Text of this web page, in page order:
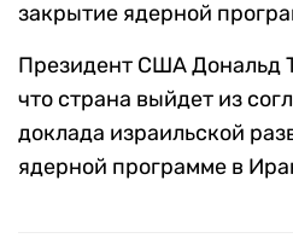
закрытие ядерной
Президент США Дональд
что страна выйдет из
доклада израильской
ядерной программе в